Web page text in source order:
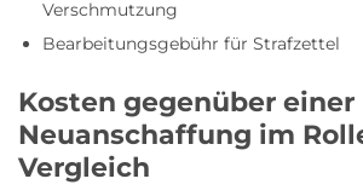
Verschmutzung
Bearbeitungsgebühr für Strafzettel
Kosten gegenüber einer
Neuanschaffung im
Vergleich